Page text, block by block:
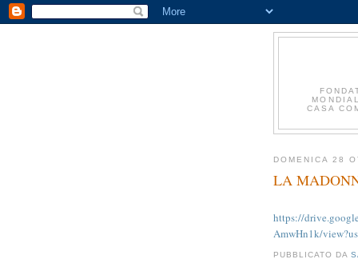
CASA
DOMENICA 28
LA
https://
AmwHn1k/
PUBBLICATO DA